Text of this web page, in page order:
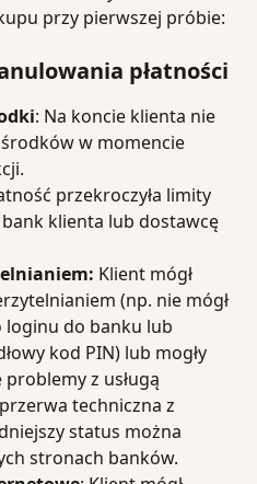
przy pierwszej próbie:
płatności
: Na koncie klienta nie
w momencie
przekroczyła limity
klienta lub dostawcę
Klient mógł
(np. nie mógł
loginu do banku lub
kod PIN) lub mogły
z usługą
techniczna z
status można
stronach banków.